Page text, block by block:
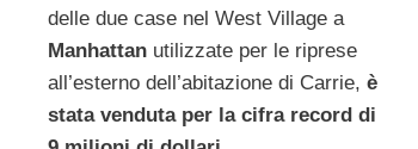
delle due case nel West Village a
Manhattan utilizzate per le riprese
all’esterno dell’abitazione di Carrie, è
stata venduta per la cifra record di